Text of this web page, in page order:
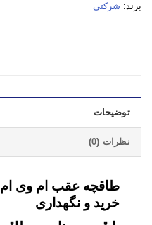
برند: شرکتی
توضیحات
نظرات (0)
خرید و نگهداری